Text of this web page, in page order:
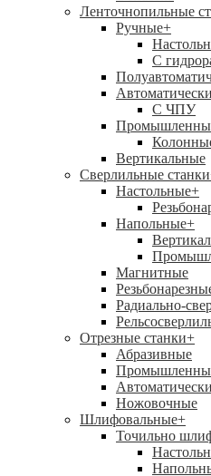
Ленточнопильные
Ручные+
С
С ЧПУ
Вертикальные
Сверлильные станки
Настольные+
Напольные+
Магнитные
Радиально-
Отрезные станки+
Абразивные
Ножовочные
Шлифовальные+
Точильно